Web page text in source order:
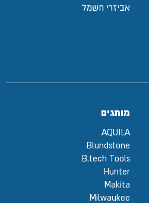
אביזרי חשמל
מותגים
AQUILA
Blundstone
B.tech Tools
Hunter
Makita
Milwaukee